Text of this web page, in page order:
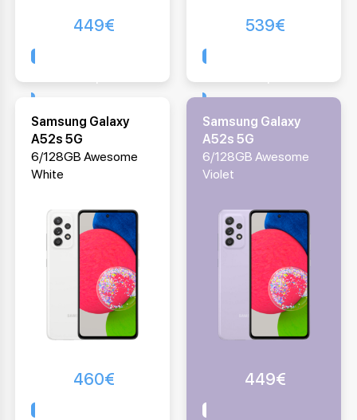
449€ 539€
Samsung Galaxy
A52s 5G
6/128GB Awesome
White
460€
Samsung Galaxy
A52s 5G
6/128GB Awesome
Violet
449€